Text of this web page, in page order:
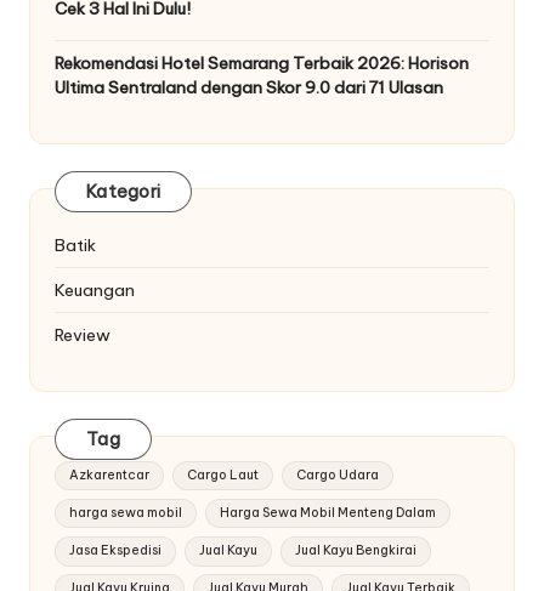
Cek 3 Hal Ini Dulu!
Rekomendasi Hotel Semarang Terbaik 2026: Horison
Ultima Sentraland dengan Skor 9.0 dari 71 Ulasan
Kategori
Batik
Keuangan
Review
Tag
Azkarentcar Cargo Laut Cargo Udara
harga sewa mobil Harga Sewa Mobil Menteng Dalam
Jasa Ekspedisi Jual Kayu Jual Kayu Bengkirai